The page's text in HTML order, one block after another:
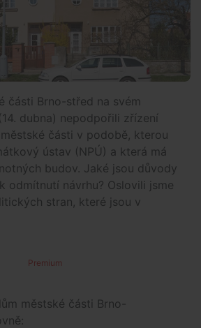
části Brno-střed na svém
dubna) nepodpořili zřízení
části v podobě, kterou
ústav (NPÚ) a která má
budov. Jaké jsou důvody
odmítnutí návrhu? Oslovili jsme
stran, které jsou v
Premium
městské části Brno-